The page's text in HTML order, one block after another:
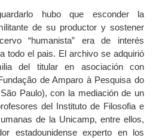
hubo que esconder la
de su productor y sostener
“humanista” era de interés
todo el pais. El archivo se adquirió
del titular en asociación con
de Amparo à Pesquisa do
Paulo), con la mediación de un
del Instituto de Filosofia e
de la Unicamp, entre ellos,
estadounidense experto en los